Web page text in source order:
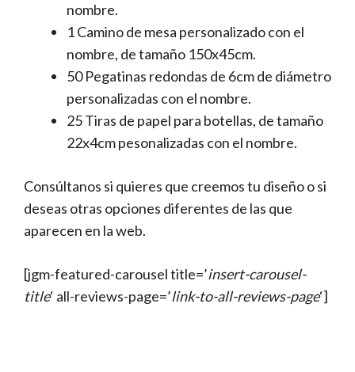
nombre.
1 Camino de mesa personalizado con el
nombre, de tamaño 150x45cm.
50 Pegatinas redondas de 6cm de diámetro
personalizadas con el nombre.
25 Tiras de papel para botellas, de tamaño
22x4cm pesonalizadas con el nombre.
Consúltanos si quieres que creemos tu diseño o si
deseas otras opciones diferentes de las que
aparecen en la web.
[jgm-featured-carousel title=’insert-carousel-
title‘ all-reviews-page=’link-to-all-reviews-page‘]